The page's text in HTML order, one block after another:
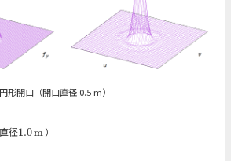
円形開口（開口直径 0.5 m）
径1.0m
1.0m ）